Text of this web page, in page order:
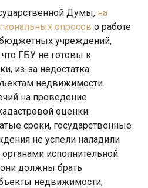
Думы, на
опросов о работе
учреждений,
ГБУ не готовы к
из-за недостатка
недвижимости.
на проведение
оценки
сроки, государственные
не успели наладили
исполнительной
должны брать
недвижимости;